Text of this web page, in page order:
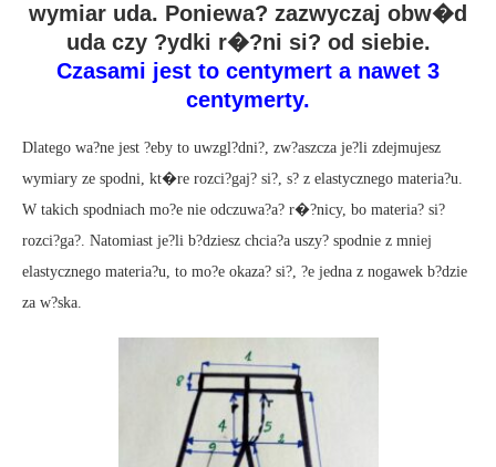
wymiar uda. Poniewa? zazwyczaj obw�d
uda czy ?ydki r�?ni si? od siebie.
Czasami jest to centymert a nawet 3
centymerty.
Dlatego wa?ne jest ?eby to uwzgl?dni?, zw?aszcza je?li zdejmujesz
wymiary ze spodni, kt�re rozci?gaj? si?, s? z elastycznego materia?u.
W takich spodniach mo?e nie odczuwa?a? r�?nicy, bo materia? si?
rozci?ga?. Natomiast je?li b?dziesz chcia?a uszy? spodnie z mniej
elastycznego materia?u, to mo?e okaza? si?, ?e jedna z nogawek b?dzie
za w?ska.